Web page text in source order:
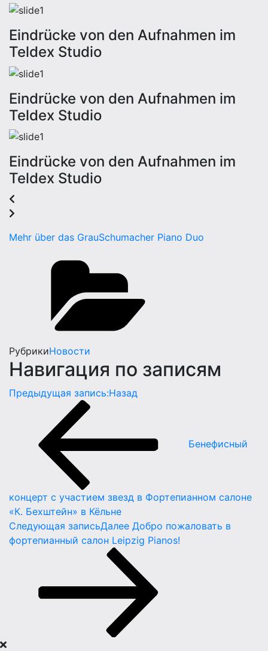
Eindrücke von den Aufnahmen im
Teldex Studio
Eindrücke von den Aufnahmen im
Teldex Studio
Eindrücke von den Aufnahmen im
Teldex Studio
Mehr über das GrauSchumacher Piano Duo
РубрикиНовости
Навигация по записям
Предыдущая запись:Назад
Бенефисный
концерт с участием звезд в Фортепианном салоне
«К. Бехштейн» в Кёльне
Следующая записьДалее Добро пожаловать в
фортепианный салон Leipzig Pianos!